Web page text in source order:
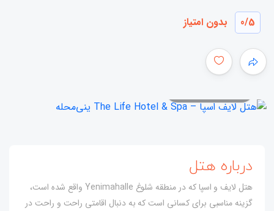
0/5 بدون امتیاز
درباره هتل
هتل لایف و اسپا که در منطقه شلوغ Yenimahalle واقع شده است،
گزینه مناسبی برای کسانی است که به دنبال اقامتی راحت و راحت در